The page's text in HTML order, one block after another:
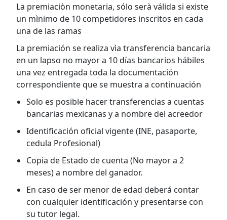
La premiaciòn monetaria, sólo serà válida si existe
un mìnimo de 10 competidores inscritos en cada
una de las ramas
La premiación se realiza vìa transferencia bancaria
en un lapso no mayor a 10 días bancarios hábiles
una vez entregada toda la documentación
correspondiente que se muestra a continuación
Solo es posible hacer transferencias a cuentas
bancarias mexicanas y a nombre del acreedor
Identificación oficial vigente (INE, pasaporte,
cedula Profesional)
Copia de Estado de cuenta (No mayor a 2
meses) a nombre del ganador.
En caso de ser menor de edad deberá contar
con cualquier identificación y presentarse con
su tutor legal.